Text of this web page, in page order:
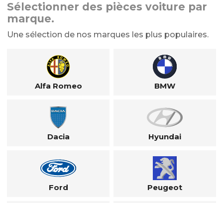
Sélectionner des pièces voiture par
marque.
Une sélection de nos marques les plus populaires.
Alfa Romeo BMW
Dacia Hyundai
Ford Peugeot